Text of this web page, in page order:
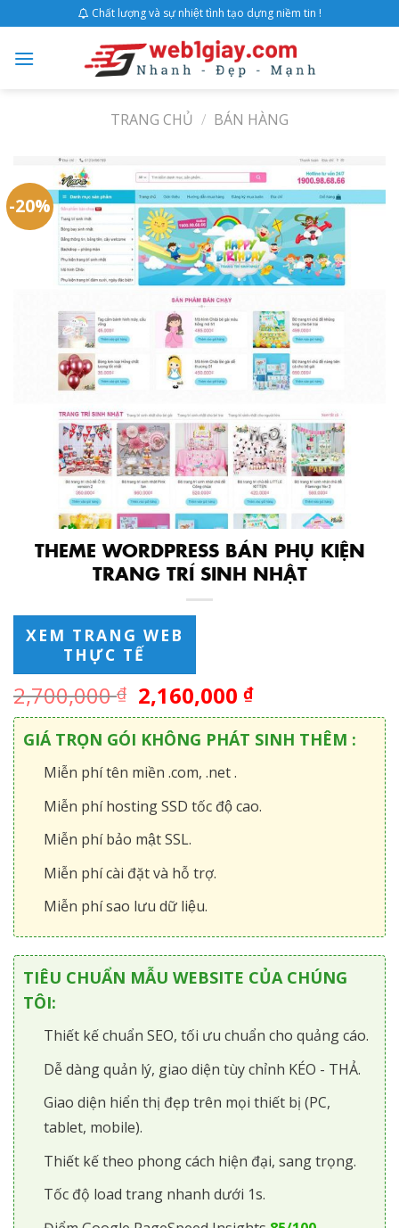
content
Chất lượng và sự nhiệt tình tạo dựng niềm tin !
TRANG CHỦ / BÁN HÀNG
-20%
THEME WORDPRESS BÁN PHỤ KIỆN
TRANG TRÍ SINH NHẬT
XEM TRANG WEB
THỰC TẾ
2,700,000₫ 2,160,000₫
GIÁ TRỌN GÓI KHÔNG PHÁT SINH THÊM :
Miễn phí tên miền .com, .net .
Miễn phí hosting SSD tốc độ cao.
Miễn phí bảo mật SSL.
Miễn phí cài đặt và hỗ trợ.
Miễn phí sao lưu dữ liệu.
TIÊU CHUẨN MẪU WEBSITE CỦA CHÚNG
TÔI:
Thiết kế chuẩn SEO, tối ưu chuẩn cho quảng cáo.
Dễ dàng quản lý, giao diện tùy chỉnh KÉO - THẢ.
Giao diện hiển thị đẹp trên mọi thiết bị (PC,
tablet, mobile).
Thiết kế theo phong cách hiện đại, sang trọng.
Tốc độ load trang nhanh dưới 1s.